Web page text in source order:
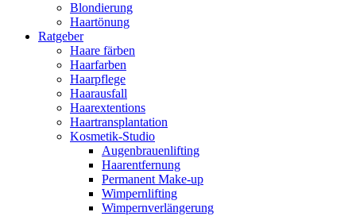
Blondierung
Haartönung
Ratgeber
Haare färben
Haarfarben
Haarpflege
Haarausfall
Haarextentions
Haartransplantation
Kosmetik-Studio
Augenbrauenlifting
Haarentfernung
Permanent Make-up
Wimpernlifting
Wimpernverlängerung